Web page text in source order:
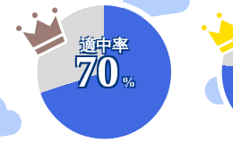
適中率
70
%